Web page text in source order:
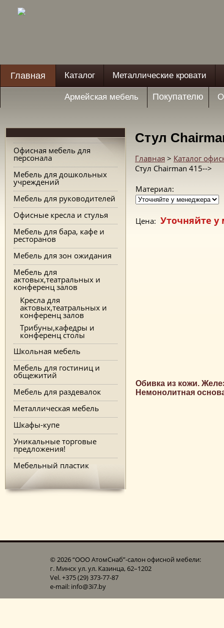
Главная Каталог Металлические кровати
Армейская мебель Покупателю
Офисная мебель для
персонала
Мебель для дошкольных
учреждений
Мебель для руководителей
Офисные кресла и стулья
Мебель для бара, кафе и
ресторанов
Мебель для зон ожидания
Мебель для
актовых,театральных и
конференц залов
Кресла для
актовых,театральных и
конференц залов
Трибуны,кафедры и
конференц столы
Школьная мебель
Мебель для гостиниц и
общежитий
Мебель для раздевалок
Металлическая мебель
Шкафы-купе
Уникальные торговые
предложения!
Мебельный пластик
Стул
Главная > Каталог
Стул Chairman 415-->
Материал:
Цена: Уточняйте
Обивка из кожи.
Немонолитная
© 2026 “ООО АтомСнаб”-cалон офисной мебели:
г. Минск ул. ул. Казинца, 62–1202
Vel. +375 (29) 373-77-87
e-mail: info@3i7.by